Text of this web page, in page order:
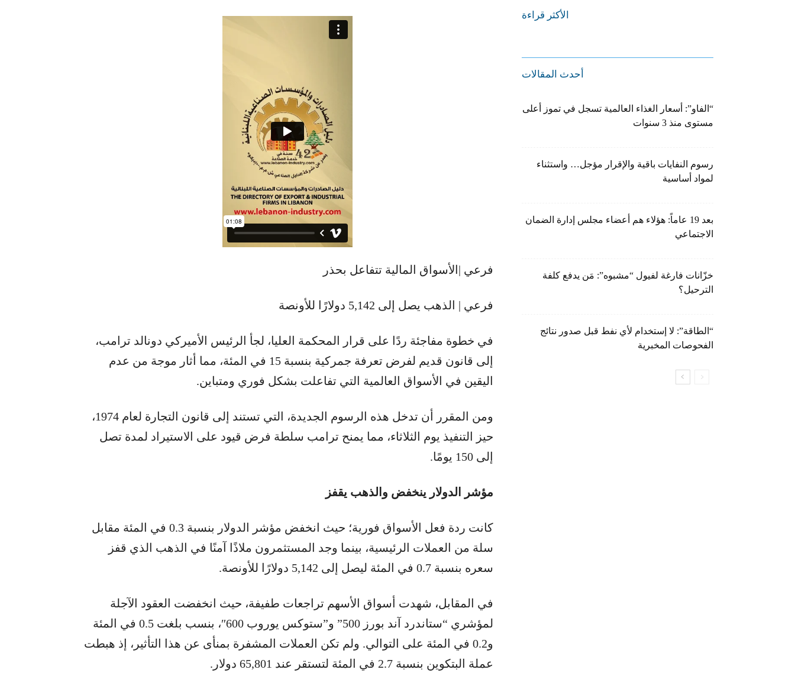
فرعي |الأسواق المالية تتفاعل بحذر
فرعي | الذهب يصل إلى 5,142 دولارًا للأونصة
في خطوة مفاجئة ردًا على قرار المحكمة العليا، لجأ الرئيس الأميركي دونالد ترامب،
إلى قانون قديم لفرض تعرفة جمركية بنسبة 15 في المئة، مما أثار موجة من عدم
اليقين في الأسواق العالمية التي تفاعلت بشكل فوري ومتباين.
ومن المقرر أن تدخل هذه الرسوم الجديدة، التي تستند إلى قانون التجارة لعام 1974،
حيز التنفيذ يوم الثلاثاء، مما يمنح ترامب سلطة فرض قيود على الاستيراد لمدة تصل
إلى 150 يومًا.
مؤشر الدولار ينخفض والذهب يقفز
كانت ردة فعل الأسواق فورية؛ حيث انخفض مؤشر الدولار بنسبة 0.3 في المئة مقابل
سلة من العملات الرئيسية، بينما وجد المستثمرون ملاذًا آمنًا في الذهب الذي قفز
سعره بنسبة 0.7 في المئة ليصل إلى 5,142 دولارًا للأونصة.
في المقابل، شهدت أسواق الأسهم تراجعات طفيفة، حيث انخفضت العقود الآجلة
لمؤشري “ستاندرد آند بورز 500” و”ستوكس يوروب 600″، بنسب بلغت 0.5 في المئة
و0.2 في المئة على التوالي. ولم تكن العملات المشفرة بمنأى عن هذا التأثير، إذ هبطت
عملة البتكوين بنسبة 2.7 في المئة لتستقر عند 65,801 دولار.
الأكثر قراءة
أحدث المقالات
“الفاو”: أسعار الغذاء العالمية تسجل في تموز أعلى
مستوى منذ 3 سنوات
رسوم النفايات باقية والإقرار مؤجل… واستثناء
لمواد أساسية
بعد 19 عاماً: هؤلاء هم أعضاء مجلس إدارة الضمان
الاجتماعي
خزّانات فارغة لفيول “مشبوه”: مَن يدفع كلفة
الترحيل؟
“الطاقة”: لا إستخدام لأي نفط قبل صدور نتائج
الفحوصات المخبرية